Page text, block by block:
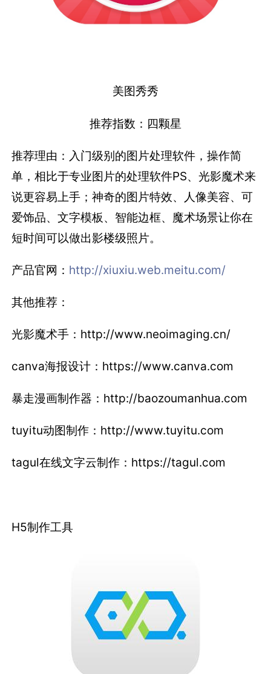
美图秀秀
推荐指数：四颗星
推荐理由：入门级别的图片处理软件，操作简
单，相比于专业图片的处理软件PS、光影魔术来
说更容易上手；神奇的图片特效、人像美容、可
爱饰品、文字模板、智能边框、魔术场景让你在
短时间可以做出影楼级照片。
产品官网： http://xiuxiu.web.meitu.com/
其他推荐：
光影魔术手：http://www.neoimaging.cn/
canva海报设计：https://www.canva.com
暴走漫画制作器：http://baozoumanhua.com
tuyitu动图制作：http://www.tuyitu.com
tagul在线文字云制作：https://tagul.com
H5制作工具